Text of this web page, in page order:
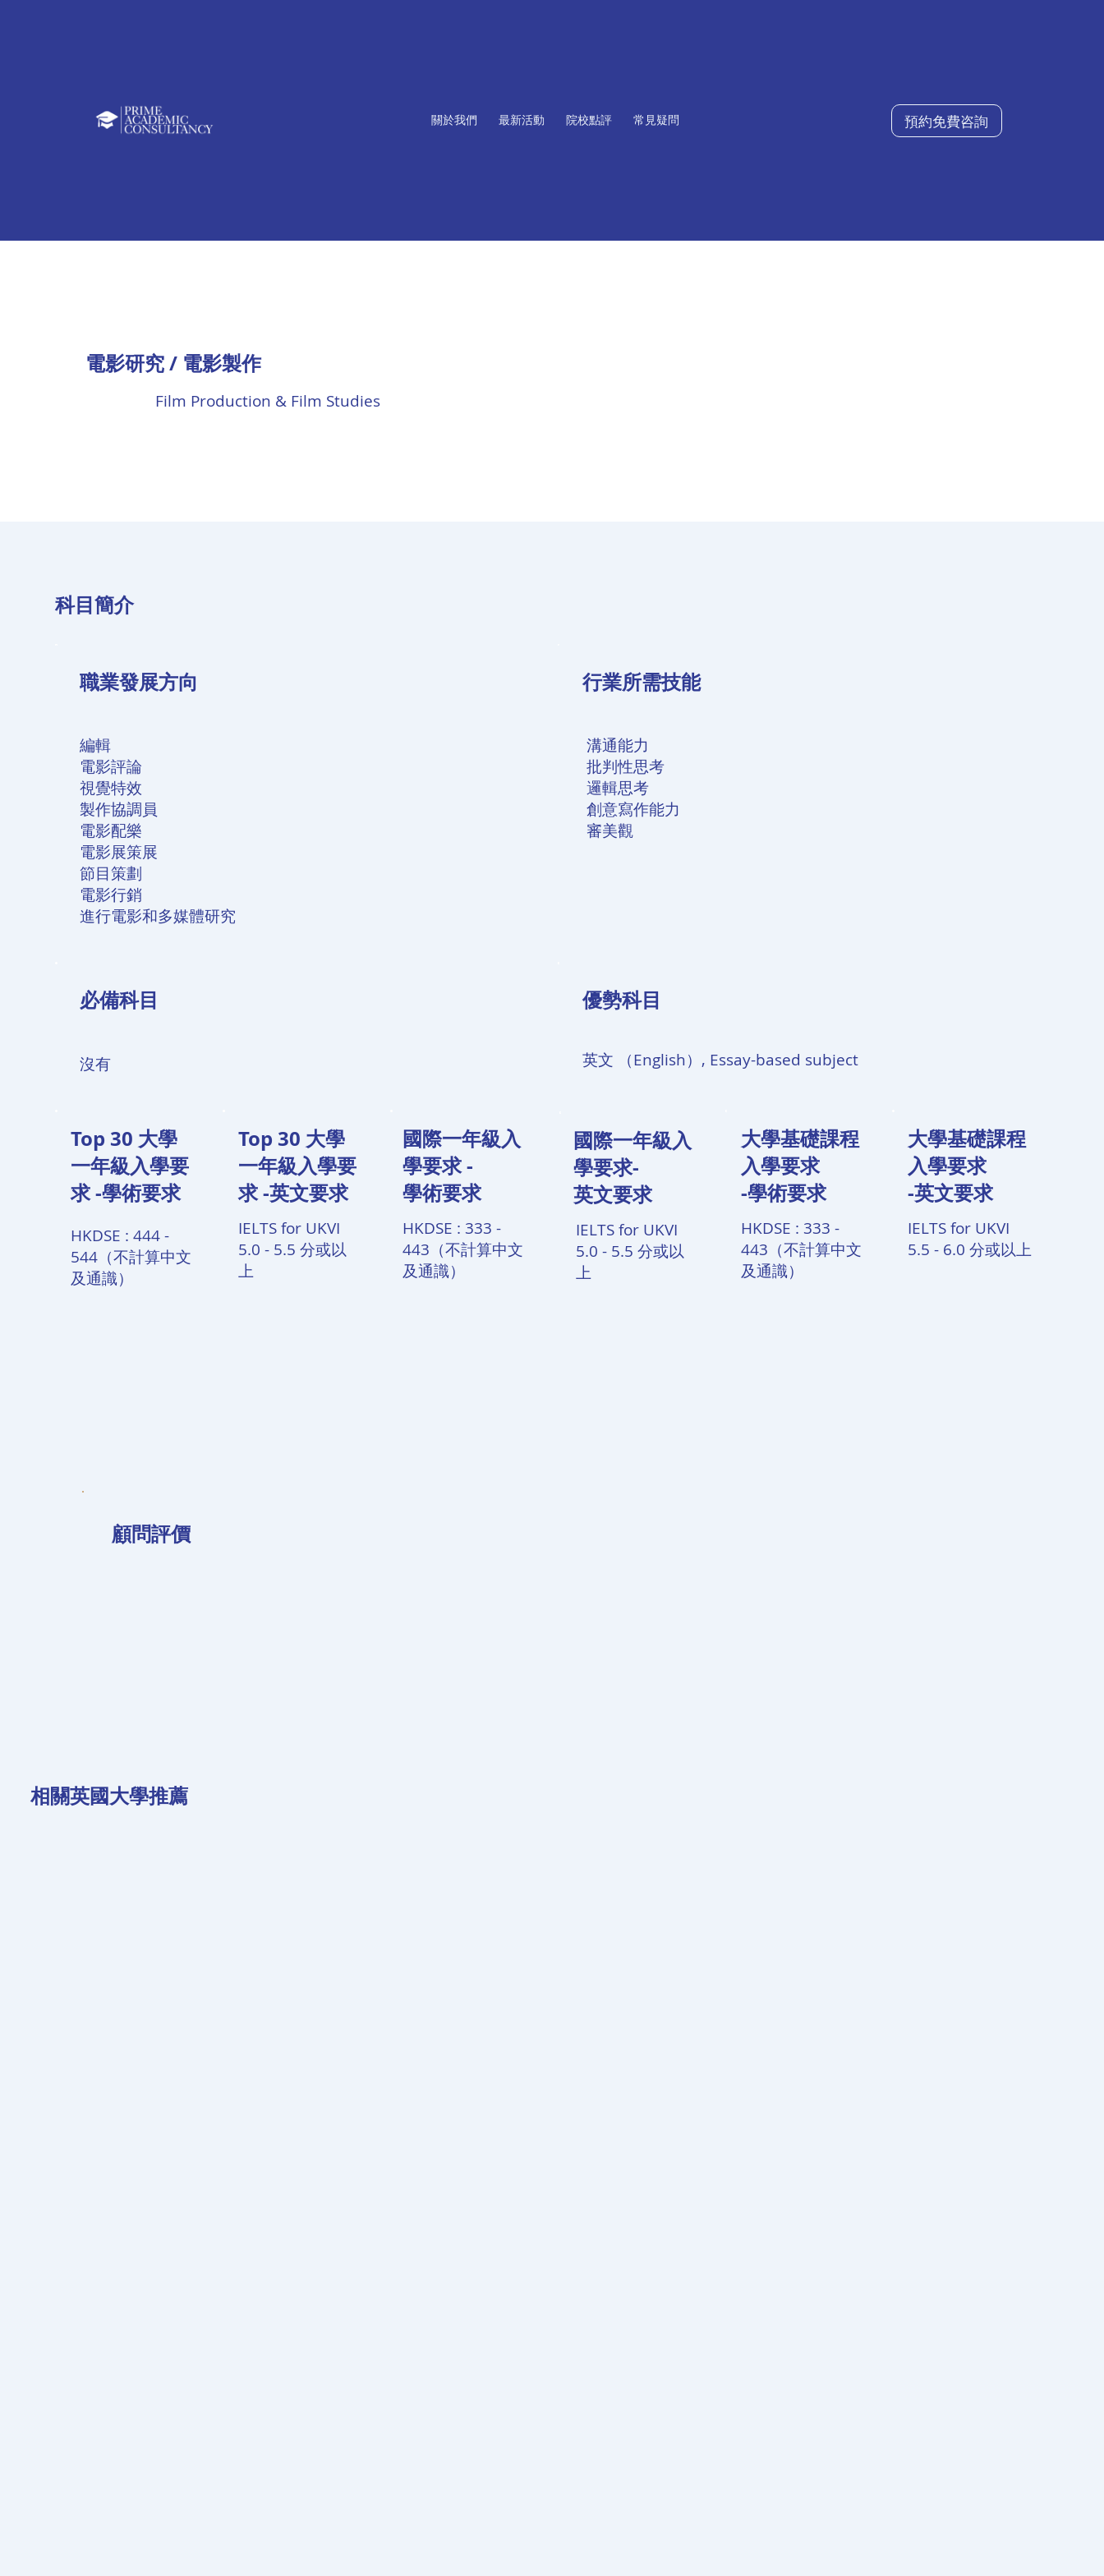
關於我們 最新活動 院校點評 常見疑問 預約免費咨詢
電影研究 / 電影製作
Film Production & Film Studies
大學基礎課程
入學要求
-英文要求
IELTS for UKVI
5.5 - 6.0 分或以上
大學基礎課程
入學要求
-學術要求
HKDSE : 333 -
443（不計算中文
及通識）
國際一年級入
學要求-
英文要求
IELTS for UKVI
5.0 - 5.5 分或以
上
國際一年級入
學要求 -​
學術要求
HKDSE : 333 -
443（不計算中文
及通識）
Top 30 大學
一年級入學要
求 -英文要求
IELTS for UKVI
5.0 - 5.5 分或以
上
Top 30 大學
一年級入學要
求 -學術要求
HKDSE : 444 -
544（不計算中文
及通識）
必備科目
沒有
​優勢科目
英文 （English）, Essay-based subject
職業發展方向
編輯
電影評論
視覺特效
製作協調員
電影配樂
電影展策展
節目策劃
電影行銷
進行電影和多媒體研究
行業所需技能
溝通能力
批判性思考
邏輯思考
創意寫作能力
審美觀
科目簡介
​顧問評價
​相關英國大學推薦